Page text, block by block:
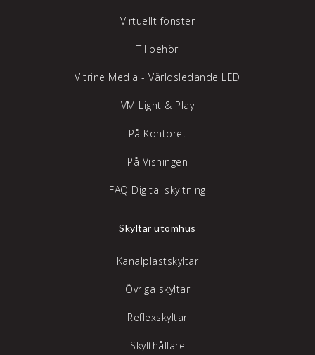
Virtuellt fönster
Tillbehör
Vitrine Media - Världsledande LED
VM Light & Play
På Kontoret
På Visningen
FAQ Digital skyltning
Skyltar utomhus
Kanalplastskyltar
Övriga skyltar
Reflexskyltar
Skylthållare